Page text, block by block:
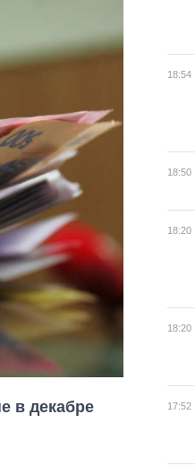
в декабре
18:54
18:50
18:20
18:20
17:52